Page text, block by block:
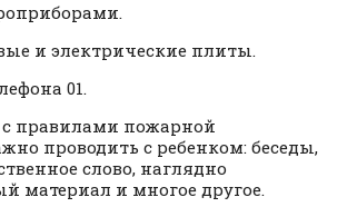
и электрические плиты.
01.
правилами пожарной
проводить с ребенком: беседы,
слово, наглядно
материал и многое другое.